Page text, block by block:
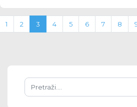
1 2 3 4 5 6 7 8